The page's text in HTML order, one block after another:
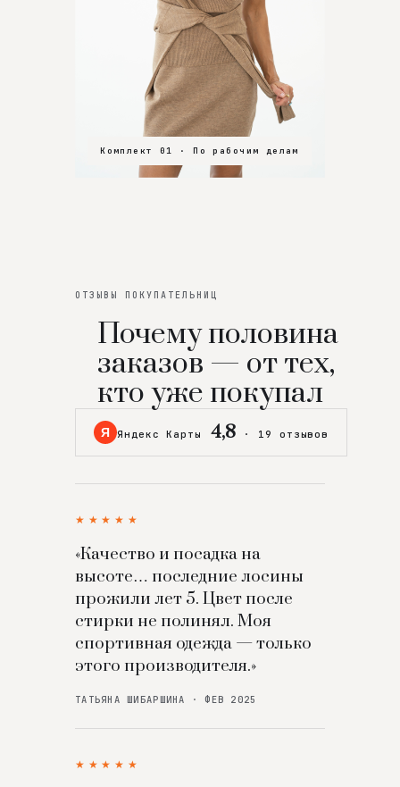
Комплект 01 · По рабочим делам
Комплект 02 · В зал
Комплект 03 · На особенный вечер
ОТЗЫВЫ ПОКУПАТЕЛЬНИЦ
Почему половина
заказов — от тех,
кто уже покупал
Я Яндекс Карты 4,8 · 19 отзывов
★★★★★
«Качество и посадка на
высоте… последние лосины
прожили лет 5. Цвет после
стирки не полинял. Моя
спортивная одежда — только
этого производителя.»
ТАТЬЯНА ШИБАРШИНА · ФЕВ 2025
★★★★★